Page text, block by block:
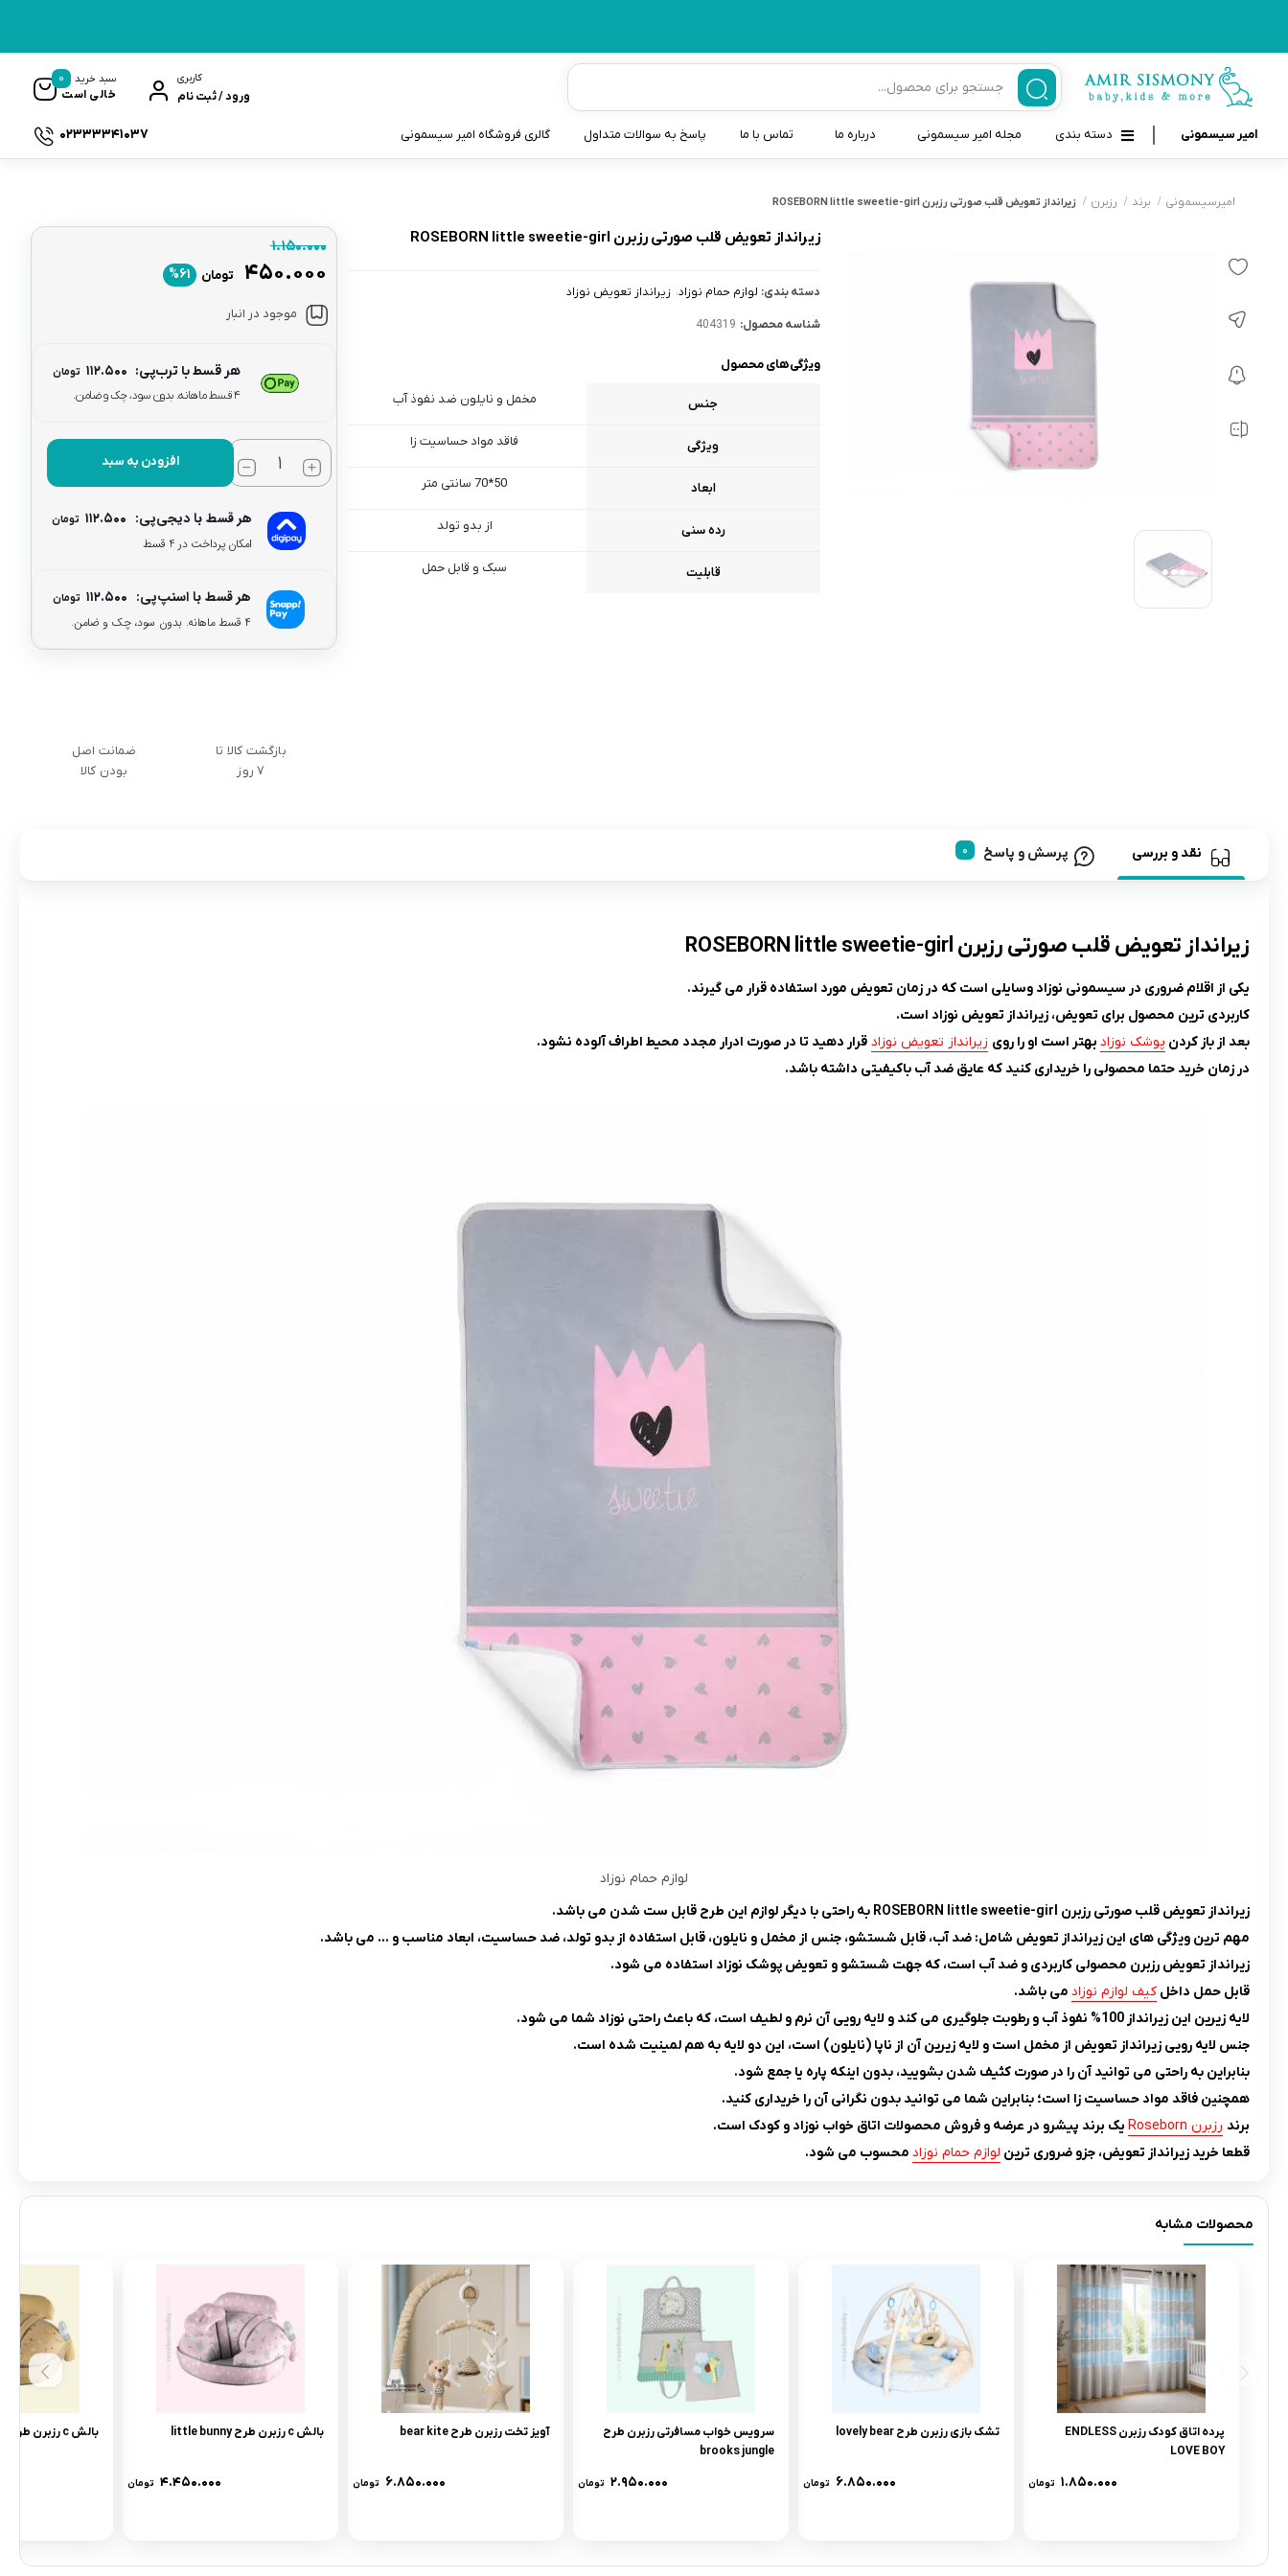
کاربری
ورود / ثبت نام
سبد خرید
خالی است
0
امیر سیسمونی دسته بندی
قاب و بندپستانک
پواربینی
مسواک و خمیر دندان کودک
تب سنج نوزاد و کودک
رابط و پد سینه
دندانگیر نوزاد
لوازم حمام نوزاد
لوازم اتاق نوزاد و کودک
اسباب بازی دخترانه و پسرانه
مجله امیر سیسمونی درباره ما تماس با ما پاسخ به سوالات متداول گالری فروشگاه امیر سیسمونی 02333341037
امیرسیسمونی برند رزبرن زيرانداز تعويض قلب صورتى رزبرن ROSEBORN little sweetie-girl
زيرانداز تعويض قلب صورتى رزبرن ROSEBORN little sweetie-girl
دسته بندی: لوازم حمام نوزاد زیرانداز تعویض نوزاد
شناسه محصول: 404319
ویژگی‌های محصول
جنس مخمل و نایلون ضد نفوذ آب
ویژگی فاقد مواد حساسیت زا
ابعاد 50*70 سانتی متر
رده سنی از بدو تولد
قابلیت سبک و قابل حمل
۱.۱۵۰.۰۰۰
۴۵۰.۰۰۰ تومان %۶۱
موجود در انبار
هر قسط با ترب‌پی: ۱۱۲.۵۰۰ تومان
۴ قسط ماهانه. بدون سود، چک و ضامن.
افزودن به سبد
هر قسط با دیجی‌پی: ۱۱۲.۵۰۰ تومان
امکان پرداخت در 4 قسط
هر قسط با اسنپ‌پی: ۱۱۲.۵۰۰ تومان
۴ قسط ماهانه. بدون سود، چک و ضامن.
بازگشت کالا تا
7 روز
ضمانت اصل
بودن کالا
نقد و بررسی پرسش و پاسخ
زيرانداز تعويض قلب صورتى رزبرن ROSEBORN little sweetie-girl
یکی از اقلام ضروری در سیسمونی نوزاد وسایلی است که در زمان تعویض مورد استفاده قرار می گیرند.
کاربردی ترین محصول برای تعویض، زیرانداز تعویض نوزاد است.
بعد از باز کردن پوشک نوزاد بهتر است او را روی زیرانداز تعویض نوزاد قرار دهید تا در صورت ادرار مجدد محیط اطراف آلوده نشود.
در زمان خرید حتما محصولی را خریداری کنید که عایق ضد آب باکیفیتی داشته باشد.
لوازم حمام نوزاد
زيرانداز تعويض قلب صورتى رزبرن ROSEBORN little sweetie-girl به راحتی با دیگر لوازم این طرح قابل ست شدن می باشد.
مهم ترین ویژگی های این زیرانداز تعویض شامل: ضد آب، قابل شستشو، جنس از مخمل و نایلون، قابل استفاده از بدو تولد، ضد حساسیت، ابعاد مناسب و … می باشد.
زیرانداز تعویض رزبرن محصولی کاربردی و ضد آب است، که جهت شستشو و تعویض پوشک نوزاد استفاده می شود.
قابل حمل داخل کیف لوازم نوزاد می باشد.
لایه زیرین این زیرانداز 100% نفوذ آب و رطوبت جلوگیری می کند و لایه رویی آن نرم و لطیف است، که باعث راحتی نوزاد شما می شود.
جنس لایه رویی زيرانداز تعويض از مخمل است و لایه زیرین آن از ناپا (نایلون) است، این دو لایه به هم لمینیت شده است.
بنابراین به راحتی می توانید آن را در صورت کثیف شدن بشویید، بدون اینکه پاره یا جمع شود.
همچنین فاقد مواد حساسیت زا است؛ بنابراین شما می توانید بدون نگرانی آن را خریداری کنید.
برند رزبرن Roseborn
یک برند پیشرو در عرضه و فروش محصولات اتاق خواب نوزاد و کودک است.
قطعا خرید زیرانداز تعویض، جزو ضروری ترین لوازم حمام نوزاد محسوب می شود.
محصولات مشابه
پرده اتاق کودک رزبرن ENDLESS
LOVE BOY
۱.۸۵۰.۰۰۰ تومان
تشک بازی رزبرن طرح lovely bear
۶.۸۵۰.۰۰۰ تومان
سرویس خواب مسافرتی رزبرن طرح
brooks jungle
۲.۹۵۰.۰۰۰ تومان
آویز تخت رزبرن طرح bear kite
۶.۸۵۰.۰۰۰ تومان
بالش c رزبرن طرح little bunny
۴.۴۵۰.۰۰۰ تومان
بالش c رزبرن طرح bear kite